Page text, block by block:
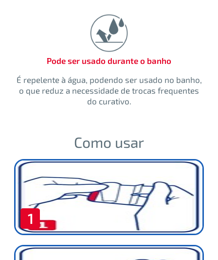
Pode ser usado durante o banho
É repelente à água, podendo ser usado no banho,
o que reduz a necessidade de trocas frequentes
do curativo.
Como usar
1